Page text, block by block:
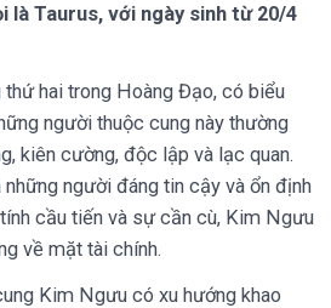
là Taurus, với ngày sinh từ 20/4
hai trong Hoàng Đạo, có biểu
người thuộc cung này thường
kiên cường, độc lập và lạc quan.
người đáng tin cậy và ổn định
cầu tiến và sự cần cù, Kim Ngưu
về mặt tài chính.
Kim Ngưu có xu hướng khao